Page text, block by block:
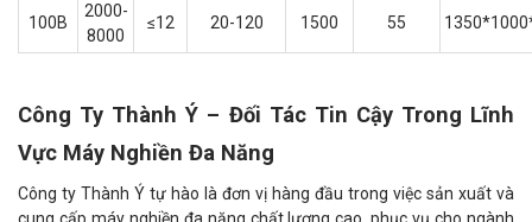
100B
2000-
8000
≤12 20-120 1500 55
Công Ty Thành Ý – Đối Tác Tin Cậy Trong Lĩnh
Vực Máy Nghiền Đa Năng
Công ty Thành Ý tự hào là đơn vị hàng đầu trong việc sản xuất và